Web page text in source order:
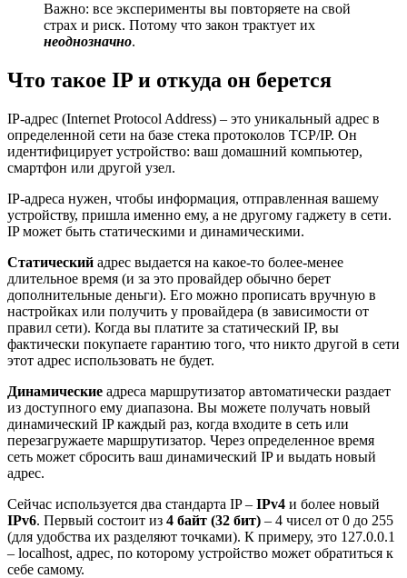
Важно: все эксперименты вы повторяете на свой
страх и риск. Потому что закон трактует их
неоднозначно.
Что такое IP и откуда он берется
IP-адрес (Internet Protocol Address) – это уникальный адрес в
определенной сети на базе стека протоколов TCP/IP. Он
идентифицирует устройство: ваш домашний компьютер,
смартфон или другой узел.
IP-адреса нужен, чтобы информация, отправленная вашему
устройству, пришла именно ему, а не другому гаджету в сети.
IP может быть статическими и динамическими.
Статический адрес выдается на какое-то более-менее
длительное время (и за это провайдер обычно берет
дополнительные деньги). Его можно прописать вручную в
настройках или получить у провайдера (в зависимости от
правил сети). Когда вы платите за статический IP, вы
фактически покупаете гарантию того, что никто другой в сети
этот адрес использовать не будет.
Динамические адреса маршрутизатор автоматически раздает
из доступного ему диапазона. Вы можете получать новый
динамический IP каждый раз, когда входите в сеть или
перезагружаете маршрутизатор. Через определенное время
сеть может сбросить ваш динамический IP и выдать новый
адрес.
Сейчас используется два стандарта IP – IPv4 и более новый
IPv6. Первый состоит из 4 байт (32 бит) – 4 чисел от 0 до 255
(для удобства их разделяют точками). К примеру, это 127.0.0.1
– localhost, адрес, по которому устройство может обратиться к
себе самому.